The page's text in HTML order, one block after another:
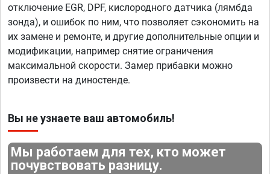
отключение EGR, DPF, кислородного датчика (лямбда
зонда), и ошибок по ним, что позволяет сэкономить на
их замене и ремонте, и другие дополнительные опции и
модификации, например снятие ограничения
максимальной скорости. Замер прибавки можно
произвести на диностенде.
Вы не узнаете ваш автомобиль!
Мы работаем для тех, кто может
почувствовать разницу.